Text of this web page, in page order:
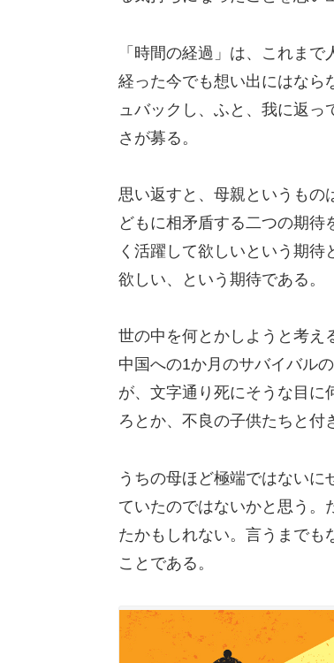
「時間の経過」は、これま
経った今でも想い出にはなら
ュバックし、ふと、我に返
さが募る。
思い返すと、母親というもの
どもに相矛盾する二つの期
く活躍して欲しいという期
欲しい、という期待である。
世の中を何とかしようと考え
中国への1か月のサバイバル
が、文字通り死にそうな目に
ろとか、不良の子供たちと付
うちの母ほど極端ではない
ていたのではないかと思う。
たかもしれない。言うまでも
ことである。